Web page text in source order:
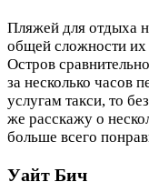
Пляжей для отдыха
общей сложности их
Остров
за несколько часов
услугам такси, то
же расскажу о
больше всего
Уайт Бич